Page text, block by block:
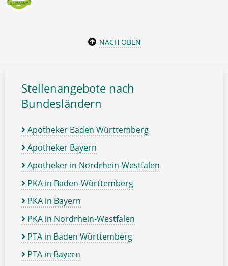
NACH OBEN
Stellenangebote nach
Bundesländern
Apotheker Baden Württemberg
Apotheker Bayern
Apotheker in Nordrhein-Westfalen
PKA in Baden-Württemberg
PKA in Bayern
PKA in Nordrhein-Westfalen
PTA in Baden Württemberg
PTA in Bayern